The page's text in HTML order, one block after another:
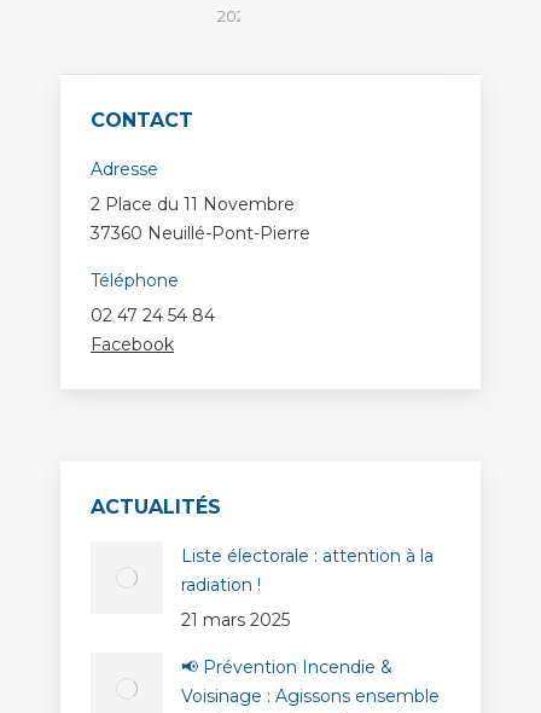
2026
CONTACT
Adresse
2 Place du 11 Novembre
37360 Neuillé-Pont-Pierre
Téléphone
02 47 24 54 84
Facebook
ACTUALITÉS
Liste électorale : attention à la
radiation !
21 mars 2025
📢 Prévention Incendie &
Voisinage : Agissons ensemble